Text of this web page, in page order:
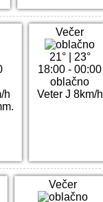
h
Večer
21°| 23°
18:00 - 00:00
oblačno
Veter J 8km/h
Večer